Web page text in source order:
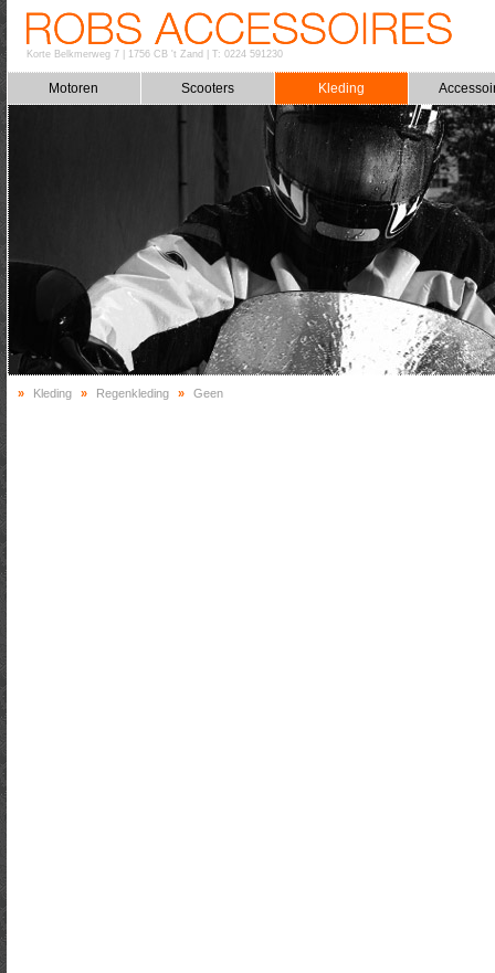
Korte Belkmerweg 7| 1756 CB 't Zand T: 0224 591230
Motoren Scooters Kleding
» Kleding » Regenkleding » Geen